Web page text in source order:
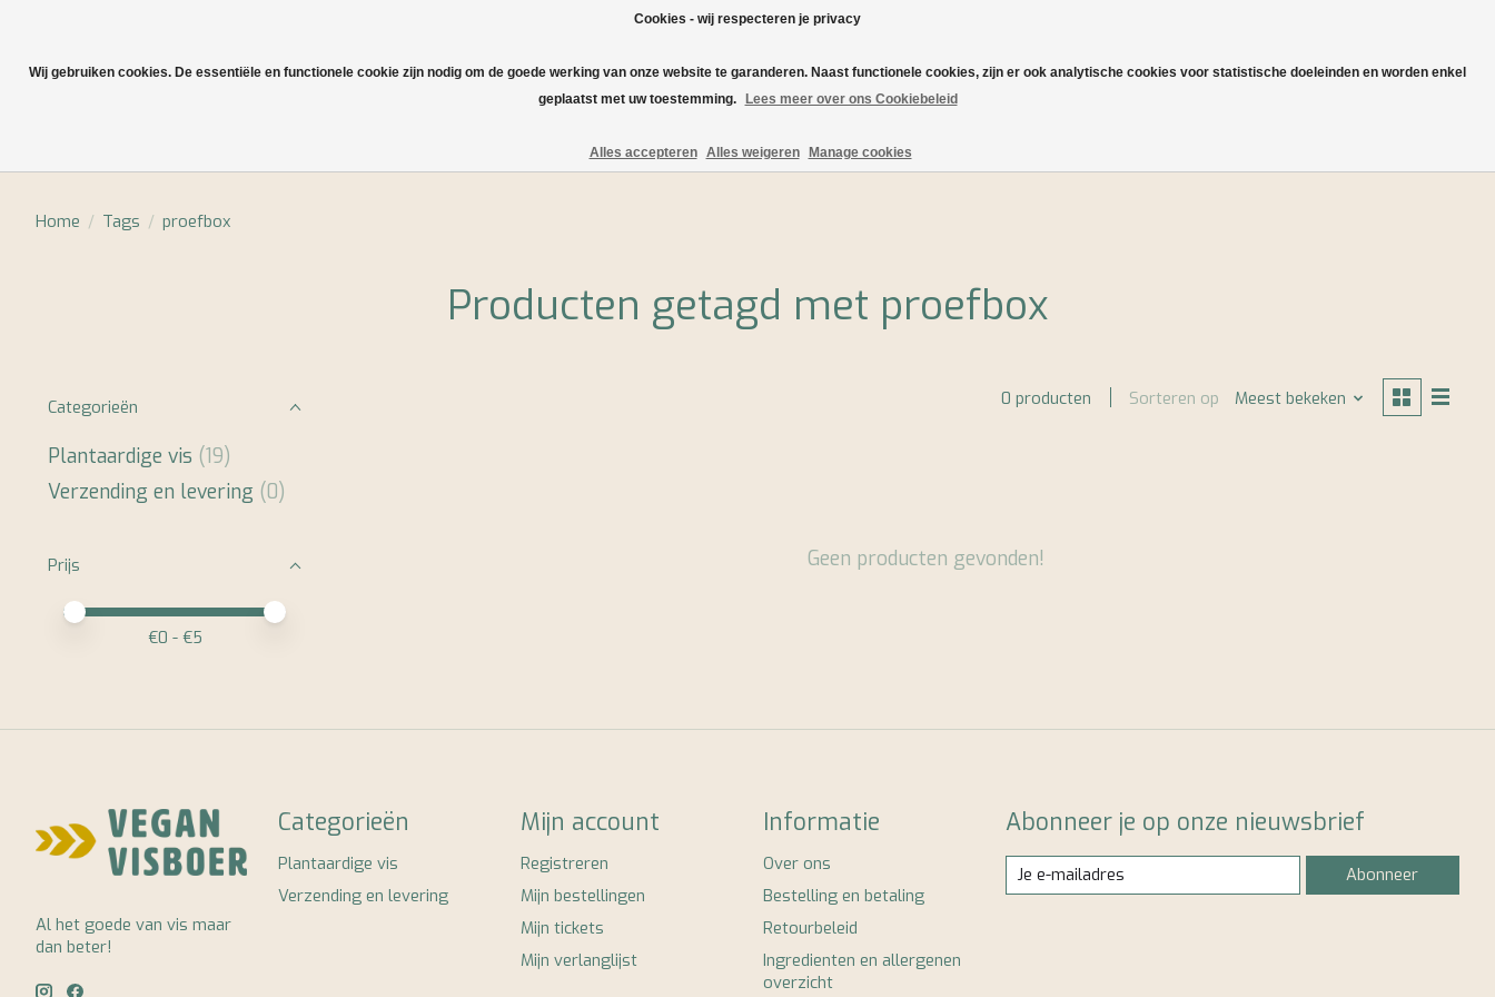
Home / Tags / proefbox
Producten getagd met proefbox
Categorieën
Plantaardige vis (19)
Verzending en levering (0)
Prijs
Minimale prijswaarde
Price maximum value
€0 - €5
0 producten Sorteren op Meest bekeken
Geen producten gevonden!
Al het goede van vis maar
dan beter!
Categorieën
Plantaardige vis
Verzending en levering
Mijn account
Registreren
Mijn bestellingen
Mijn tickets
Mijn verlanglijst
Informatie
Over ons
Bestelling en betaling
Retourbeleid
Ingredienten en allergenen
overzicht
Abonneer je op onze nieuwsbrief
Abonneer
Cookies - wij respecteren je privacy
Wij gebruiken cookies. De essentiële en functionele cookie zijn nodig om de goede werking van onze website te garanderen. Naast functionele cookies, zijn er ook analytische cookies voor statistische doeleinden en worden enkel
geplaatst met uw toestemming.
Lees meer over ons Cookiebeleid
Alles accepteren Alles weigeren Manage cookies